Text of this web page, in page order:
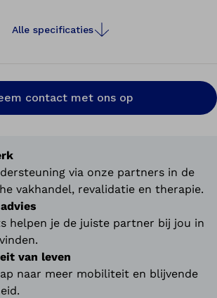
Alle specificaties
contact met ons op
via onze partners in de
vakhandel, revalidatie en therapie.
helpen je de juiste partner bij jou in
van leven
naar meer mobiliteit en blijvende